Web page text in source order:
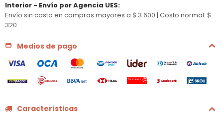
Interior - Envío por Agencia UES:
Envío sin costo en compras mayores a $ 3.600 | Costo normal: $
320.
Medios de pago
Características